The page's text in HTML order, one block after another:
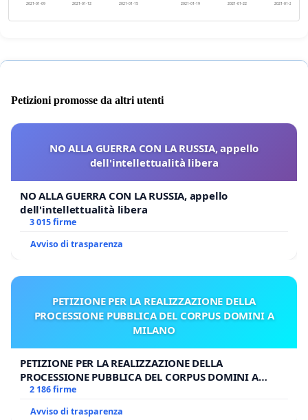
2021-01-09 2021-01-12 2021-01-15 2021-01-19 2021-01-22 2021-01-25
Petizioni promosse da altri utenti
NO ALLA GUERRA CON LA RUSSIA, appello
dell'intellettualità libera
NO ALLA GUERRA CON LA RUSSIA, appello
dell'intellettualità libera
3 015 firme
Avviso di trasparenza
PETIZIONE PER LA REALIZZAZIONE DELLA
PROCESSIONE PUBBLICA DEL CORPUS DOMINI A
MILANO
PETIZIONE PER LA REALIZZAZIONE DELLA
PROCESSIONE PUBBLICA DEL CORPUS DOMINI A
MILANO
2 186 firme
Avviso di trasparenza